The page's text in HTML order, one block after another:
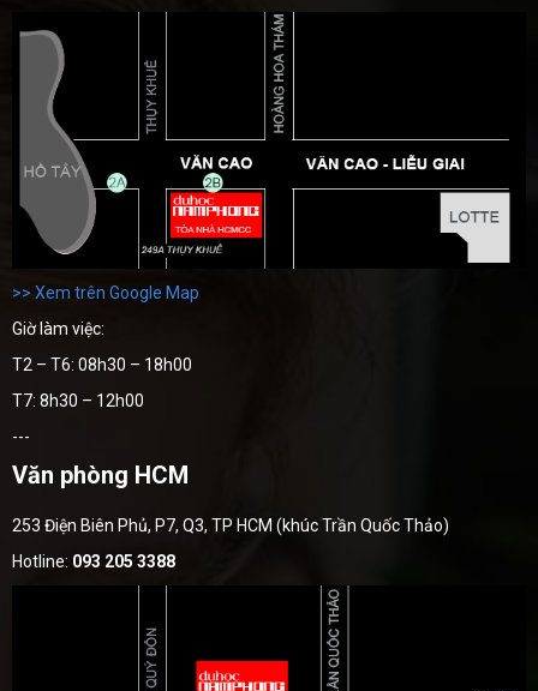
>> Xem trên Google Map
Giờ làm việc:
T2 – T6: 08h30 – 18h00
T7: 8h30 – 12h00
---
Văn phòng HCM
253 Điện Biên Phủ, P7, Q3, TP HCM (khúc Trần Quốc Thảo)
Hotline: 093 205 3388